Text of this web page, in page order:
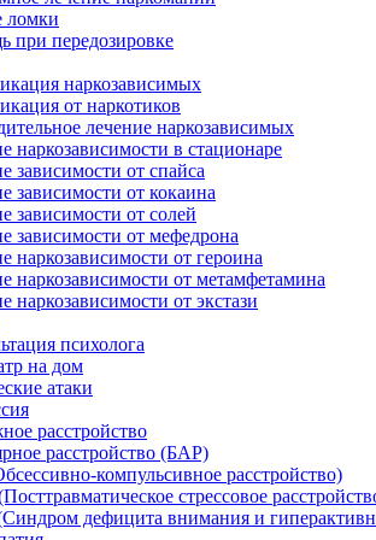
ломки
при передозировке
наркозависимых
от наркотиков
лечение наркозависимых
наркозависимости в стационаре
зависимости от спайса
зависимости от кокаина
зависимости от солей
зависимости от мефедрона
наркозависимости от героина
наркозависимости от метамфетамина
наркозависимости от экстази
психолога
на дом
атаки
расстройство
расстройство (БАР)
компульсивное расстройство)
стрессовое
дефицита внимания и